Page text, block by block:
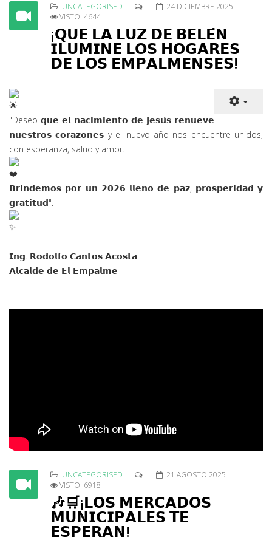
UNCATEGORISED
24 DICIEMBRE 2025
VISTO: 4644
¡𝗤𝗨𝗘 𝗟𝗔 𝗟𝗨𝗭 𝗗𝗘 𝗕𝗘𝗟𝗘́𝗡
𝗜𝗟𝗨𝗠𝗜𝗡𝗘 𝗟𝗢𝗦 𝗛𝗢𝗚𝗔𝗥𝗘𝗦
𝗗𝗘 𝗟𝗢𝗦 𝗘𝗠𝗣𝗔𝗟𝗠𝗘𝗡𝗦𝗘𝗦!
"Deseo 𝗾𝘂𝗲 𝗲𝗹 𝗻𝗮𝗰𝗶𝗺𝗶𝗲𝗻𝘁𝗼 𝗱𝗲 𝗝𝗲𝘀𝘂́𝘀 𝗿𝗲𝗻𝘂𝗲𝘃𝗲
𝗻𝘂𝗲𝘀𝘁𝗿𝗼𝘀 𝗰𝗼𝗿𝗮𝘇𝗼𝗻𝗲𝘀 y el nuevo año nos encuentre unidos,
con esperanza, salud y amor.
𝗕𝗿𝗶𝗻𝗱𝗲𝗺𝗼𝘀 𝗽𝗼𝗿 𝘂𝗻 𝟮𝟬𝟮𝟲 𝗹𝗹𝗲𝗻𝗼 𝗱𝗲 𝗽𝗮𝘇, 𝗽𝗿𝗼𝘀𝗽𝗲𝗿𝗶𝗱𝗮𝗱 𝘆
𝗴𝗿𝗮𝘁𝗶𝘁𝘂𝗱".
𝗜𝗻𝗴. 𝗥𝗼𝗱𝗼𝗹𝗳𝗼 𝗖𝗮𝗻𝘁𝗼𝘀 𝗔𝗰𝗼𝘀𝘁𝗮
𝗔𝗹𝗰𝗮𝗹𝗱𝗲 𝗱𝗲 𝗘𝗹 𝗘𝗺𝗽𝗮𝗹𝗺𝗲
UNCATEGORISED
21 AGOSTO 2025
VISTO: 6918
🎶🛒¡𝗟𝗢𝗦 𝗠𝗘𝗥𝗖𝗔𝗗𝗢𝗦
𝗠𝗨𝗡𝗜𝗖𝗜𝗣𝗔𝗟𝗘𝗦 𝗧𝗘
𝗘𝗦𝗣𝗘𝗥𝗔𝗡!